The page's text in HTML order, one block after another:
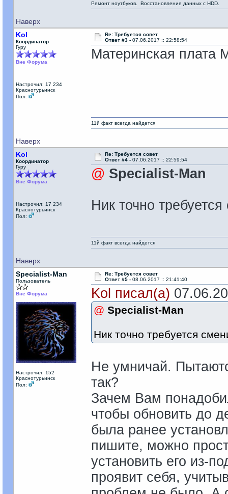
Наверх
Ремонт ноутбуков. Восстановление данных с HDD.
Kol
Координатор
Гуру
Вне Форума
Настрочил: 17 234
Краснотурьинск
Пол:
Re: Требуется совет
Ответ #3 - 07.06.2017 :: 22:58:54
Материнская плата
Наверх
11й факт всегда найдется
Kol
Координатор
Гуру
Вне Форума
Настрочил: 17 234
Краснотурьинск
Пол:
Re: Требуется совет
Ответ #4 - 07.06.2017 :: 22:59:54
@ Specialist-Man
Ник точно
Наверх
11й факт всегда найдется
Specialist-Man
Пользователь
Вне Форума
Настрочил: 152
Краснотурьинск
Пол:
Re: Требуется совет
Ответ #5 - 08.06.2017 :: 21:41:40
Kol писал(а)
@ Specialist-Man
Ник точно требуется
Не умничай.
так?
Зачем Вам
чтобы обновить до
была ранее
пишите, можно
установить его из-
проявит себя,